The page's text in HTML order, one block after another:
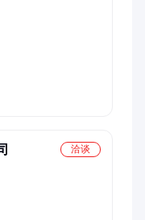
干机、三筒烘干机、
升机、环链提升机
洽谈